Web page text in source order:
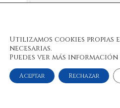
Utilizamos cookies propias
necesarias.
Puedes ver más
Aceptar Rechazar